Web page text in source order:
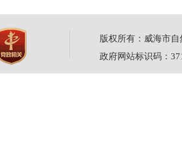
版权所有：威海市
政府网站标识码：